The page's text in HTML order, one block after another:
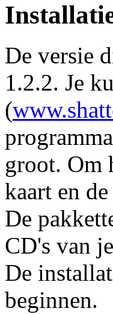
De versie
1.2.2. Je
(
groot. Om
kaart en
De
CD's van
De
beginnen.